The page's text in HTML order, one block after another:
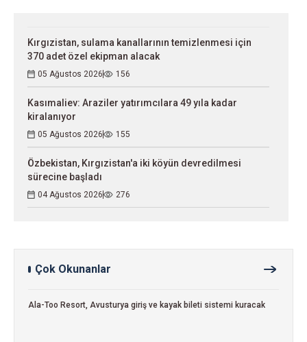
Kırgızistan, sulama kanallarının temizlenmesi için
370 adet özel ekipman alacak
05 Ağustos 2026 156
Kasımaliev: Araziler yatırımcılara 49 yıla kadar
kiralanıyor
05 Ağustos 2026 155
Özbekistan, Kırgızistan'a iki köyün devredilmesi
sürecine başladı
04 Ağustos 2026 276
Çok Okunanlar
Ala-Too Resort, Avusturya giriş ve kayak bileti sistemi kuracak